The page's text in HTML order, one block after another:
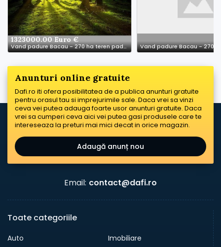
1323000.00 Euro €
Vand padure Bacau - 270 ha teren padure
Anunturi online gratuite
Dafi.ro iti ofera posibilitatea de a publica anunturi gratuite
pentru orasul tau si imprejurimile sale. Daca vrei sa vinzi
ceva vei putea adauga foarte usor anunturi gratuite. Daca
vrei sa cumperi ceva aici vei putea gasi produsele care te
intereseaza la preturi mai mici decat in orice magazin.
Adaugă anunț nou
Email: contact@dafi.ro
Toate categoriile
Auto
Imobiliare